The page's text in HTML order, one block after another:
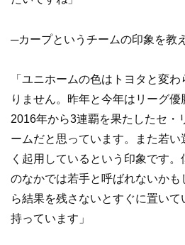
─カープというチームの印象を教
「ユニホームの色はトヨタと変
りません。昨年と今年はリーグ優
2016年から3連覇を果たしたセ・
ームだと思っています。また若い
く起用しているという印象です
のなかでは若手と呼ばれないか
ら結果を残さないとすぐに置い
持っています」